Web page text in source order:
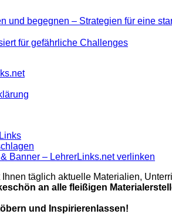
und begegnen – Strategien für eine
für gefährliche Challenges
Banner – LehrerLinks.net verlinken
Ihnen täglich aktuelle Materialien,
an alle fleißigen
und Inspirierenlassen!